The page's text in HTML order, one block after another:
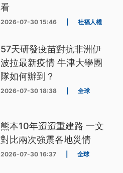
看
2026-07-30 15:46 社福人權
57天研發疫苗對抗非洲伊
波拉最新疫情 牛津大學團
隊如何辦到？
2026-07-30 18:38 全球
熊本10年迢迢重建路 一文
對比兩次強震各地災情
2026-07-30 16:37 全球